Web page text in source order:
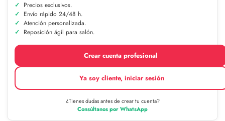
Precios exclusivos.
Envío rápido 24/48 h.
Atención personalizada.
Reposición ágil para salón.
Crear cuenta profesional
Ya soy cliente, iniciar sesión
¿Tienes dudas antes de crear tu cuenta?
Consúltanos por WhatsApp